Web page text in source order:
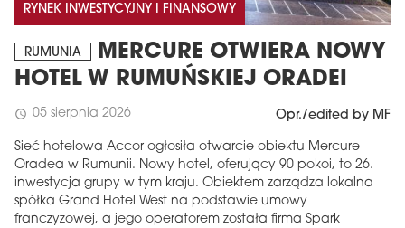
RYNEK INWESTYCYJNY I FINANSOWY
RUMUNIA
MERCURE OTWIERA NOWY
HOTEL W RUMUŃSKIEJ ORADEI
schedule 05 sierpnia 2026 Opr./edited by MF
Sieć hotelowa Accor ogłosiła otwarcie obiektu Mercure
Oradea w Rumunii. Nowy hotel, oferujący 90 pokoi, to 26.
inwestycja grupy w tym kraju. Obiektem zarządza lokalna
spółka Grand Hotel West na podstawie umowy
franczyzowej, a jego operatorem została firma Spark